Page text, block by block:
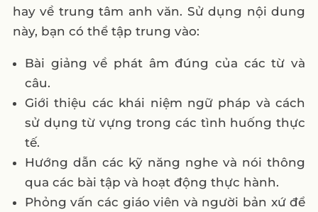
hay về trung tâm anh văn. Sử dụng nội dung
này, bạn có thể tập trung vào:
Bài giảng về phát âm đúng của các từ và
câu.
Giới thiệu các khái niệm ngữ pháp và cách
sử dụng từ vựng trong các tình huống thực
tế.
Hướng dẫn các kỹ năng nghe và nói thông
qua các bài tập và hoạt động thực hành.
Phỏng vấn các giáo viên và người bản xứ để